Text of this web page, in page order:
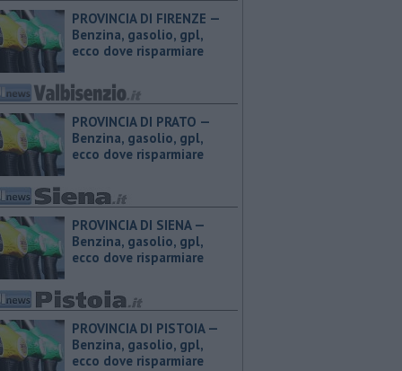
PROVINCIA DI FIRENZE — ​
Benzina, gasolio, gpl,
ecco dove risparmiare
PROVINCIA DI PRATO — ​
Benzina, gasolio, gpl,
ecco dove risparmiare
PROVINCIA DI SIENA — ​
Benzina, gasolio, gpl,
ecco dove risparmiare
PROVINCIA DI PISTOIA — ​
Benzina, gasolio, gpl,
ecco dove risparmiare